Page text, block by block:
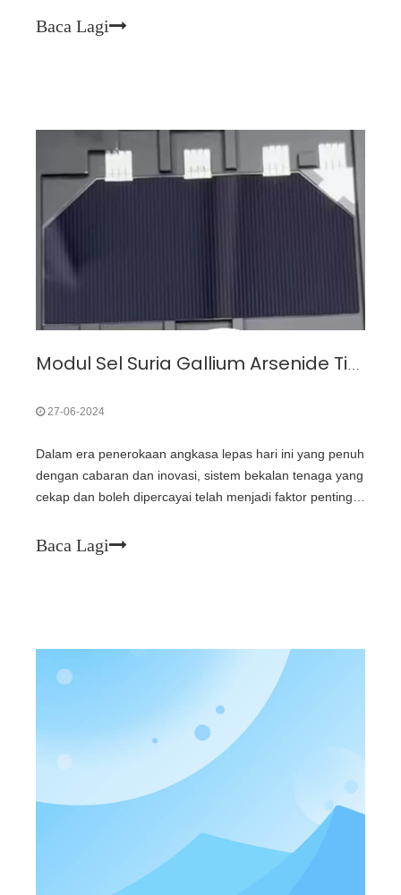
selepas menahan sinaran berpanjangan dan tekanan
Baca Lagi
Modul Sel Suria Gallium Arsenide Tiga-Simpang GaAs: Pilihan Tenaga yang Cekap untuk Projek Angkasa
27-06-2024
Dalam era penerokaan angkasa lepas hari ini yang penuh
dengan cabaran dan inovasi, sistem bekalan tenaga yang
cekap dan boleh dipercayai telah menjadi faktor penting
suria galium arsenide tiga simpang tiga GaAs, dengan
Baca Lagi